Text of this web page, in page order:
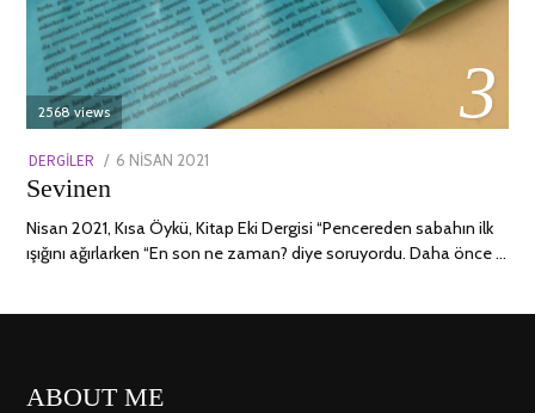
03
2568 views
DERGILER
POSTED
6 NISAN 2021
Sevinen
Nisan 2021, Kısa Öykü, Kitap Eki Dergisi “Pencereden sabahın ilk
ışığını ağırlarken “En son ne zaman? diye soruyordu. Daha önce …
ABOUT ME